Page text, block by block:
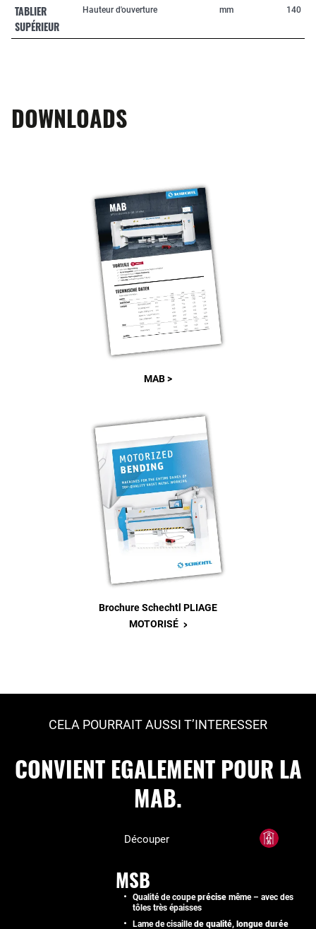
TABLIER
SUPÉRIEUR
Hauteur d'ouverture mm 140
DOWNLOADS
MAB >
Brochure Schechtl PLIAGE
MOTORISÉ >
CELA POURRAIT AUSSI T’INTERESSER
CONVIENT EGALEMENT POUR LA
MAB.
Découper
MSB
Qualité de coupeprécise même – avec des
tôles très épaisses
Lame de cisaillede qualité, longue durée